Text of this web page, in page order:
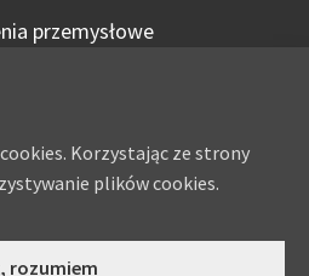
przemysłowe
Korzystając ze strony
plików cookies.
rozumiem